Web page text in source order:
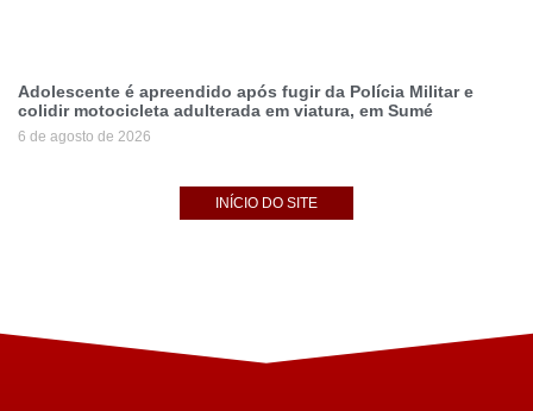
Adolescente é apreendido após fugir da Polícia Militar e
colidir motocicleta adulterada em viatura, em Sumé
6 de agosto de 2026
INÍCIO DO SITE